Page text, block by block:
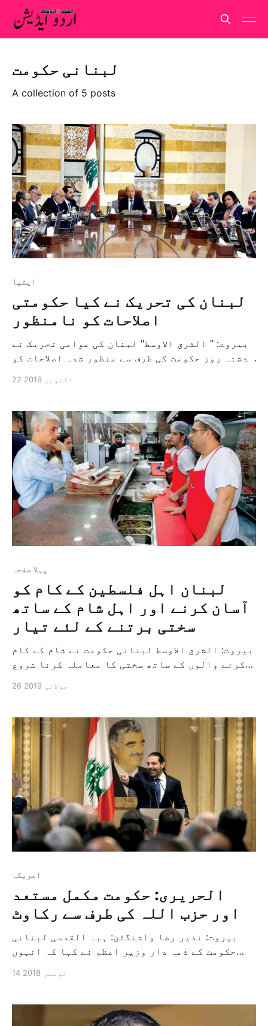
لبنانی حکومت
A collection of 5 posts
ايشيا
لبنان کی تحریک نے کیا حکومتی
اصلاحات کو نامنظور
بیروت: ” الشرق الاوسط" لبنان کی عوامی تحریک نے
گذشتہ روز حکومت کی طرف سے منظور شدہ اصلاحات کو
کو اطمینان بخش نہیں پایا۔ بیروت اور دیگر
وزیر اعظم سعد حریری کے ان منظور شدہ اصلاحات کے
[…]
22 اکتوبر 2019
پہلا صفحہ
لبنان اہل فلسطین کے کام کو
آسان کرنے اور اہل شام کے ساتھ
سختی برتنے کے لئے تیار
بیروت: الشرق الاوسط لبنانی حکومت نے شام کے کام
کرنے والوں کے ساتھ سختی کا معاملہ کرنا شروع
دینے پر مجبور کر دیا ہے جبکہ لبنانی قانونی
آسان بنانا شروع کر دیا ہے۔ […]
26 جولائی 2019
امريكہ
الحریری: حکومت مکمل مستعد
اور حزب اللہ کی طرف سے رکاوٹ
بیروت: نذیر رضا واشنگٹن: ہبہ القدسی لبنانی
حکومت کے ذمہ دار وزیر اعظم نے کہا کہ انہوں
ہے لیکن حکومت بنانے کے سلسلہ میں حزب اللہ کے
14 نومبر 2018